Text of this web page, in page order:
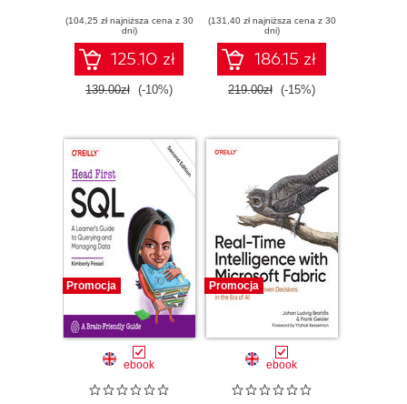
and AI across
cloud and on-
premises
environments
(104,25 zł najniższa cena z 30
dni)
125.10 zł
139.00zł (-10%)
Spark. 2nd Edition
(131,40 zł najniższa cena z 30
dni)
186.15 zł
219.00zł (-15%)
Promocja
ebook
Promocja
ebook